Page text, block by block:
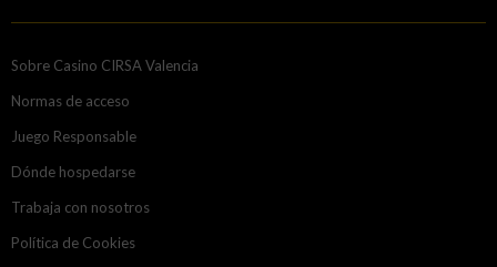
Sobre Casino CIRSA Valencia
Normas de acceso
Juego Responsable
Dónde hospedarse
Trabaja con nosotros
Política de Cookies